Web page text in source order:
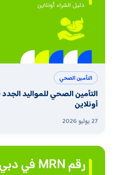
التأمين الصحي
التأمين الصحي للمواليد الجدد
أونلاين
27 يوليو 2026